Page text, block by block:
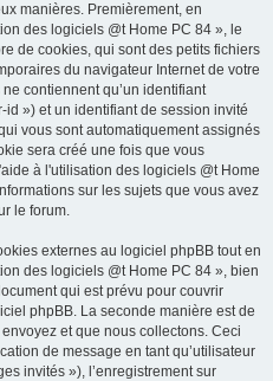
manières. Premièrement, en
des logiciels @t Home PC 84 », le
de cookies, qui sont des petits fichiers
du navigateur Internet de votre
contiennent qu’un identifiant
») et un identifiant de session invité
vous sont automatiquement assignés
sera créé une fois que vous
à l'utilisation des logiciels @t Home
sur les sujets que vous avez
le forum.
externes au logiciel phpBB tout en
des logiciels @t Home PC 84 », bien
qui est prévu pour couvrir
phpBB. La seconde manière est de
et que nous collectons. Ceci
de message en tant qu’utilisateur
invités »), l’enregistrement sur